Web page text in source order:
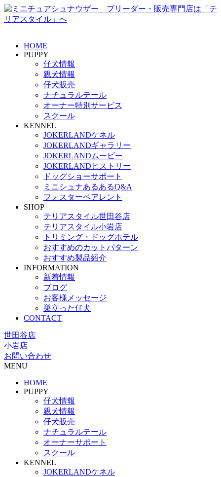
HOME
PUPPY
仔犬情報
親犬情報
仔犬販売
ナチュラルテール
オーナー特別サービス
スクール
KENNEL
JOKERLANDケネル
JOKERLANDギャラリー
JOKERLANDムービー
JOKERLANDヒストリー
ドッグショーサポート
ミニシュナあるあるQ&A
フォスターペアレント
SHOP
テリアスタイル世田谷店
テリアスタイル小岩店
トリミング・ドッグホテル
おすすめのカットパターン
おすすめ製品紹介
INFORMATION
新着情報
ブログ
お客様メッセージ
巣立った仔犬
CONTACT
世田谷店
小岩店
お問い合わせ
MENU
HOME
PUPPY
仔犬情報
親犬情報
仔犬販売
ナチュラルテール
オーナーサポート
スクール
KENNEL
JOKERLANDケネル